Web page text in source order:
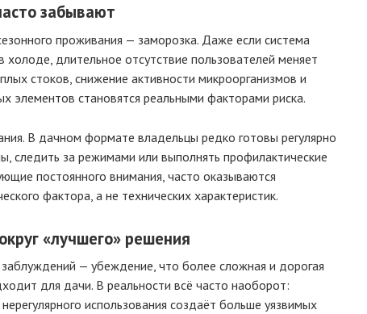
забывают
проживания — заморозка. Даже если система
длительное отсутствие пользователей меняет
стоков, снижение активности микроорганизмов и
элементов становятся реальными факторами риска.
В дачном формате владельцы редко готовы регулярно
следить за режимами или выполнять профилактические
постоянного внимания, часто оказываются
фактора, а не технических характеристик.
«лучшего» решения
— убеждение, что более сложная и дорогая
для дачи. В реальности всё часто наоборот:
использования создаёт больше уязвимых